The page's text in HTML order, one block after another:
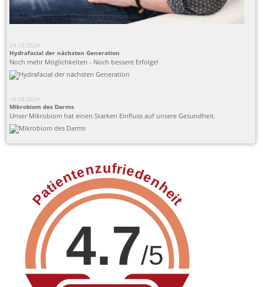
24.10.2024
Hydrafacial der nächsten Generation
Noch mehr Möglichkeiten - Noch bessere Erfolge!
16.09.2024
Mikrobiom des Darms
Unser Mikrobiom hat einen Starken Einfluss auf unsere Gesundheit.
4.7/5
Patientenzufriedenheit